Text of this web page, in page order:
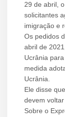
29 de abril,
solicitantes
imigração e
Os pedidos
abril de
Ucrânia
medida
Ucrânia.
Ele disse
devem
Sobre o